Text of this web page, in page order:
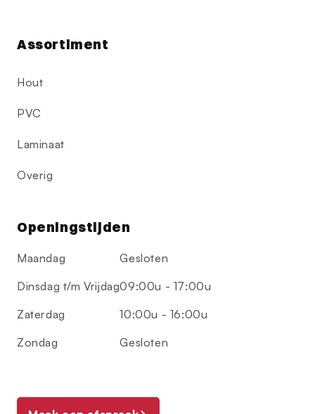
Assortiment
Hout
PVC
Laminaat
Overig
Openingstijden
Maandag
Dinsdag t/m Vrijdag
Zaterdag
Zondag
Gesloten
09:00u - 17:00u
10:00u - 16:00u
Gesloten